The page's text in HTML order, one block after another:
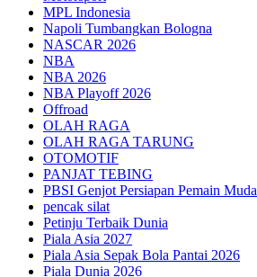
MPL Indonesia
Napoli Tumbangkan Bologna
NASCAR 2026
NBA
NBA 2026
NBA Playoff 2026
Offroad
OLAH RAGA
OLAH RAGA TARUNG
OTOMOTIF
PANJAT TEBING
PBSI Genjot Persiapan Pemain Muda
pencak silat
Petinju Terbaik Dunia
Piala Asia 2027
Piala Asia Sepak Bola Pantai 2026
Piala Dunia 2026